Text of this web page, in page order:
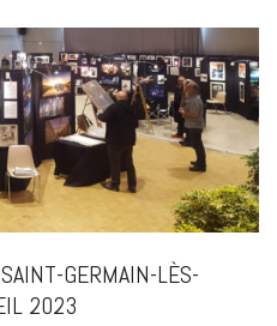
GERMAIN-LÈS-
2023